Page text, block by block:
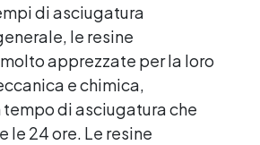
di asciugatura
le resine
apprezzate per la loro
e chimica,
tempo di asciugatura che
le 24 ore. Le resine